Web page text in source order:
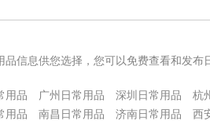
信息供您选择，您可以免费查看和发布
用品 广州日常用品 深圳日常用品 杭
用品 南昌日常用品 济南日常用品 西